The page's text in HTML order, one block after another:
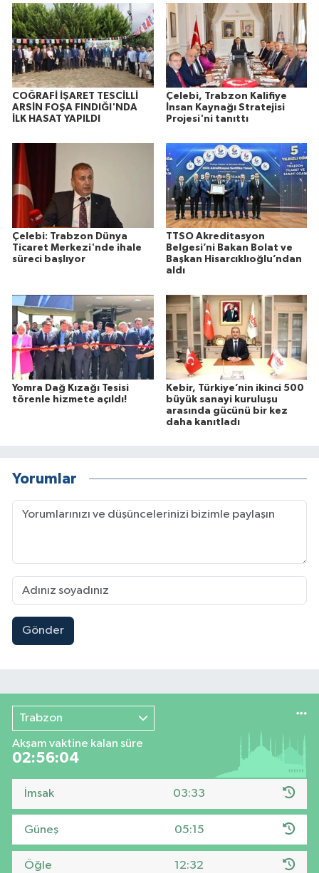
COĞRAFİ İŞARET TESCİLLİ
ARSİN FOŞA FINDIĞI'NDA
İLK HASAT YAPILDI
Çelebi, Trabzon Kalifiye
İnsan Kaynağı Stratejisi
Projesi'ni tanıttı
Çelebi: Trabzon Dünya
Ticaret Merkezi'nde ihale
süreci başlıyor
TTSO Akreditasyon
Belgesi’ni Bakan Bolat ve
Başkan Hisarcıklıoğlu’ndan
aldı
Yomra Dağ Kızağı Tesisi
törenle hizmete açıldı!
Kebir, Türkiye’nin ikinci 500
büyük sanayi kuruluşu
arasında gücünü bir kez
daha kanıtladı
Yorumlar
Gönder
Trabzon
Akşam vaktine kalan süre
02:56:04
İmsak 03:33
Güneş 05:15
Öğle 12:32